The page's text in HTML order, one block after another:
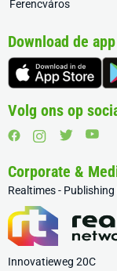
Ferencváros
Download de app
Volg ons op
Corporate &
Realtimes -
Innovatieweg 20C